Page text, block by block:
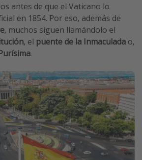
antes de que el Vaticano lo
en 1854. Por eso, además de
, muchos siguen llamándolo el
, el puente de la Inmaculada o,
.